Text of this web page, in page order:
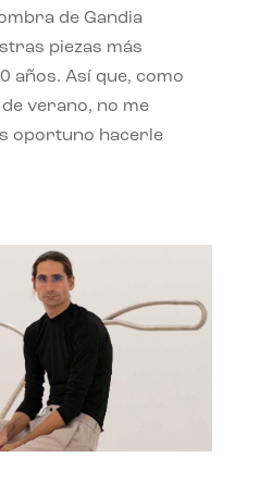
de Gandia
piezas más
años. Así que, como
verano, no me
oportuno hacerle